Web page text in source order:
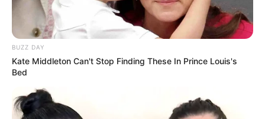
musik.
IDOL GRUP SKYLE
BUZZ DAY
Kate Middleton Can't Stop Finding These In Prince Louis's
Bed